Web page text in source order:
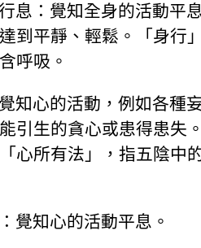
息：覺知全身的活動平
到平靜、輕鬆。「身行
呼吸。
知心的活動，例如各種
引生的貪心或患得患失
「心所有法」，指五陰中
覺知心的活動平息。